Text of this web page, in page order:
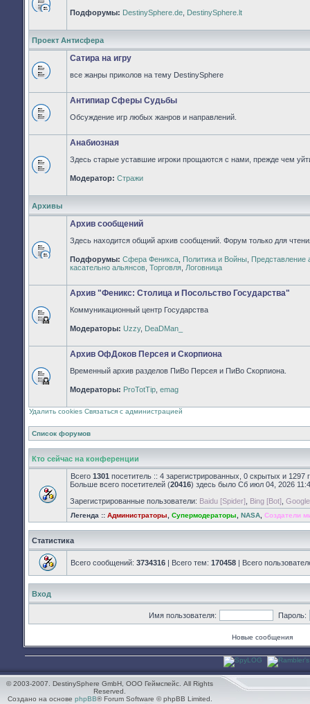
Нет
сообщений
Подфорумы: DestinySphere.de DestinySphere.lt
Проект Антисфера
сообщений
Сатира на игру
все жанры приколов на тему DestinySphere
сообщений
Антипиар Сферы Судьбы
Обсуждение игр любых жанров и направлений.
Нет
непрочитанных
Анабиозная
Здесь старые уставшие игроки прощаются с нами, прежде чем
Модератор: Стражи
Архивы
Нет
непрочитанных
Архив сообщений
Здесь находится общий архив сообщений. Форум только для
Подфорумы: Сфера Феникса Политика и Войны Представление
касательно альянсов Торговля Логовница
Форум
закрыт
Архив "Феникс: Столица и Посольство Государства"
Коммуникационный центр Государства
Модераторы: Uzzy, DeaDMan_
Форум
закрыт
Архив ОфДоков Персея и Скорпиона
Временный архив разделов ПиВо Персея и ПиВо Скорпиона.
Модераторы: ProTotTip emag
Удалить cookies Связаться с администрацией
Список форумов
Кто сейчас на конференции
Всего 1301 посетитель :: 4 зарегистрированных, 0 скрытых и 1297
Больше всего посетителей (20416) здесь было Сб июл 04, 2026
Зарегистрированные пользователи: Baidu [Spider] Bing [Bot]
Легенда :: Администраторы Супермодераторы NASA Создатели
Статистика
Всего сообщений: 3734316 | Всего тем: 170458 | Всего
Вход
Имя пользователя: Пароль:
Новые сообщения
© 2003-2007. DestinySphere GmbH, ООО Геймспейс. All Rights
Reserved.
Создано на основе phpBB® Forum Software © phpBB Limited.